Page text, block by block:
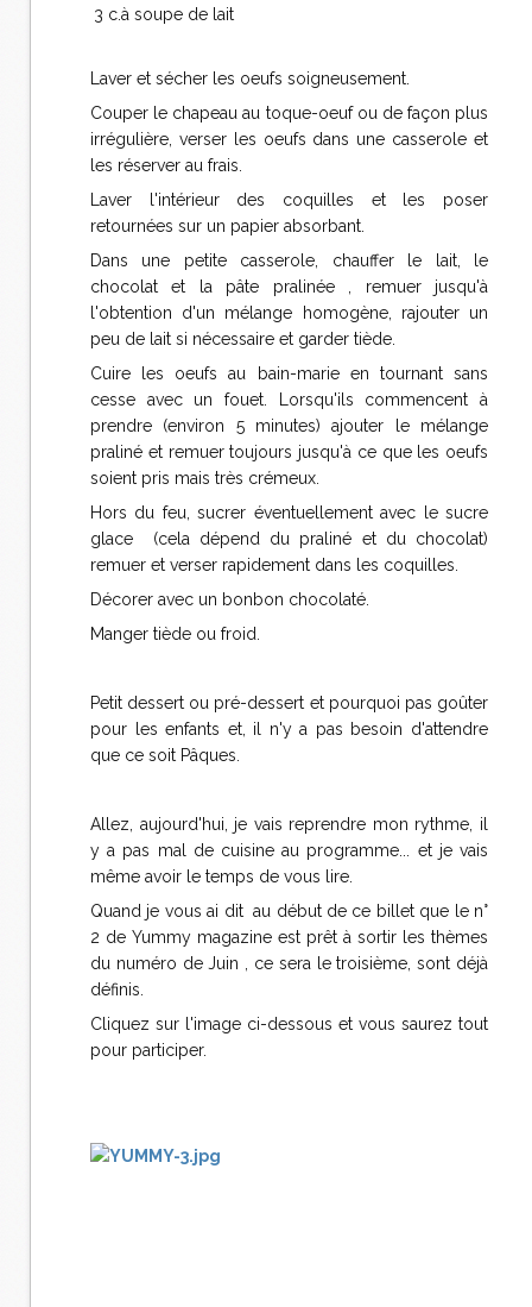
3 c.à soupe de lait
Laver et sécher les oeufs soigneusement.
Couper le chapeau au toque-oeuf ou de façon plus
irrégulière, verser les oeufs dans une casserole et
les réserver au frais.
Laver l'intérieur des coquilles et les poser
retournées sur un papier absorbant.
Dans une petite casserole, chauffer le lait, le
chocolat et la pâte pralinée , remuer jusqu'à
l'obtention d'un mélange homogène, rajouter un
peu de lait si nécessaire et garder tiède.
Cuire les oeufs au bain-marie en tournant sans
cesse avec un fouet. Lorsqu'ils commencent à
prendre (environ 5 minutes) ajouter le mélange
praliné et remuer toujours jusqu'à ce que les oeufs
soient pris mais très crémeux.
Hors du feu, sucrer éventuellement avec le sucre
glace (cela dépend du praliné et du chocolat)
remuer et verser rapidement dans les coquilles.
Décorer avec un bonbon chocolaté.
Manger tiède ou froid.
Petit dessert ou pré-dessert et pourquoi pas goûter
pour les enfants et, il n'y a pas besoin d'attendre
que ce soit Pâques.
Allez, aujourd'hui, je vais reprendre mon rythme, il
y a pas mal de cuisine au programme... et je vais
même avoir le temps de vous lire.
Quand je vous ai dit au début de ce billet que le n°
2 de Yummy magazine est prêt à sortir les thèmes
du numéro de Juin , ce sera le troisième, sont déjà
définis.
Cliquez sur l'image ci-dessous et vous saurez tout
pour participer.